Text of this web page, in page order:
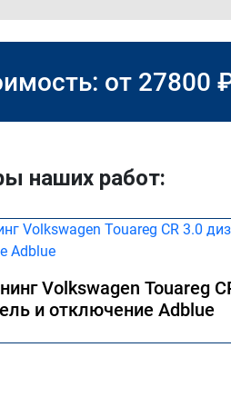
от 27800
наших работ:
Volkswagen Touareg
и отключение Adblue